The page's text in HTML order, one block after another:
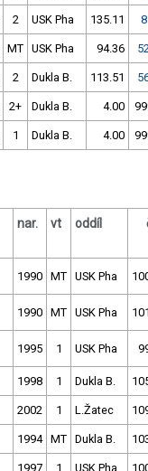
2 USK Pha 135.11 8
MT USK Pha 94.36
2 Dukla B. 113.51
2+ Dukla B. 4.00
1 Dukla B. 4.00
nar. vt oddíl
1990 MT USK Pha
1990 MT USK Pha
1995 1 USK Pha
1998 1 Dukla B.
2002 1 L.Žatec
1994 MT Dukla B.
1997 1 USK Pha